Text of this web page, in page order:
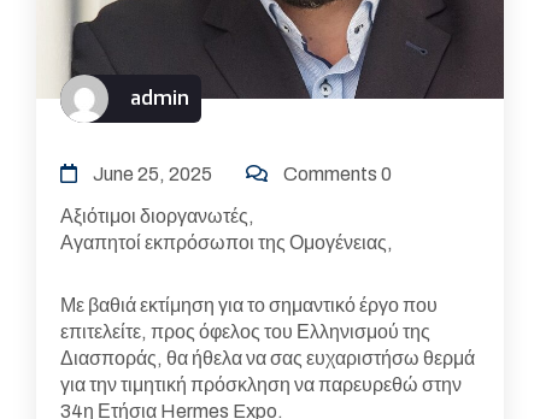
admin
June 25, 2025 Comments 0
Αξιότιμοι διοργανωτές,
Αγαπητοί εκπρόσωποι της Ομογένειας,
Με βαθιά εκτίμηση για το σημαντικό έργο που
επιτελείτε, προς όφελος του Ελληνισμού της
Διασποράς, θα ήθελα να σας ευχαριστήσω θερμά
για την τιμητική πρόσκληση να παρευρεθώ στην
34η Ετήσια Hermes Expo.